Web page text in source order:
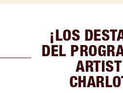
¡LOS
DEL